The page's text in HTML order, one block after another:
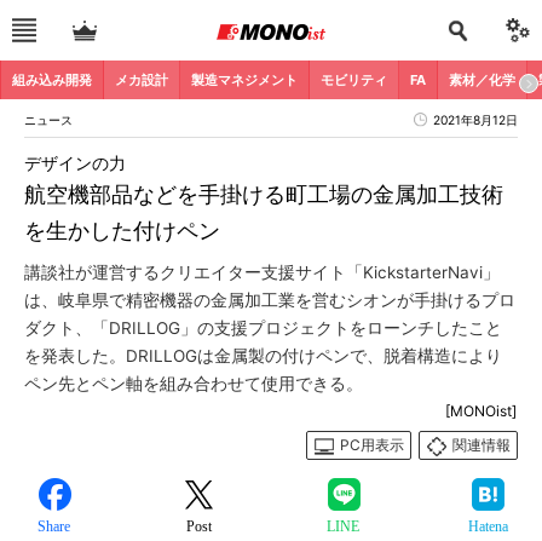
組み込み開発 メカ設計 製造マネジメント モビリティ FA 素材／化学
ニュース 2021年8月12日
航空機部品などを手掛ける町工場の金属加工技術
を生かした付けペン
デザインの力
講談社が運営するクリエイター支援サイト「KickstarterNavi」
は、岐阜県で精密機器の金属加工業を営むシオンが手掛けるプロ
ダクト、「DRILLOG」の支援プロジェクトをローンチしたこと
を発表した。DRILLOGは金属製の付けペンで、脱着構造により
ペン先とペン軸を組み合わせて使用できる。
[MONOist]
PC用表示
関連情報
Share Post LINE Hatena